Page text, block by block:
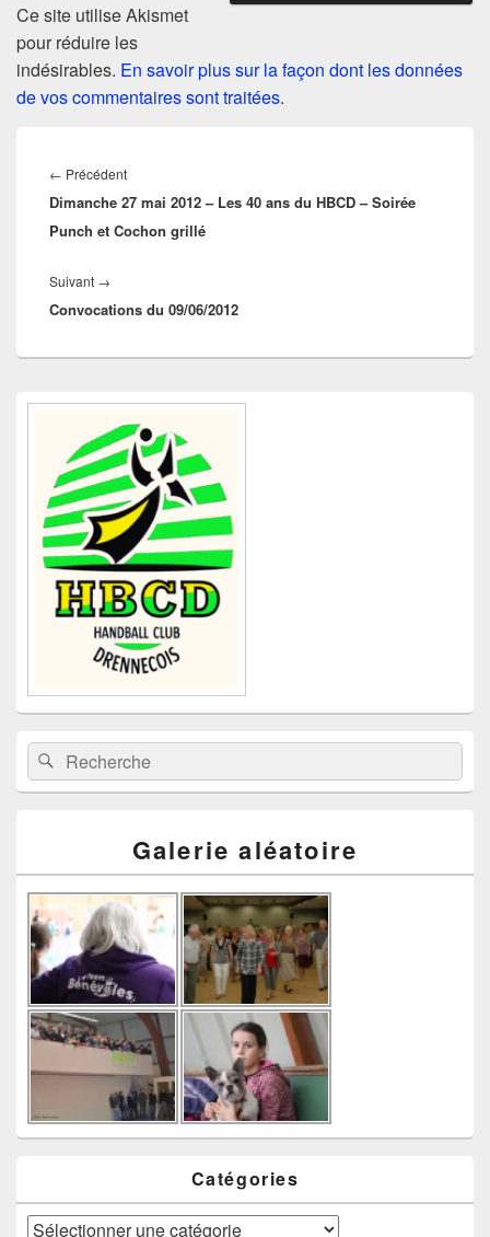
Ce site utilise Akismet
pour réduire les
indésirables. En savoir plus sur la façon dont les données
de vos commentaires sont traitées.
de
l’article
← PrécédentArticle
précédent :
Dimanche 27 mai 2012 – Les 40 ans du HBCD – Soirée
Punch et Cochon grillé
Suivant →
suivant :
Convocations du 09/06/2012
Zone
barre
latérale
Recherche :Rechercher
Galerie aléatoire
Catégories
Catégories